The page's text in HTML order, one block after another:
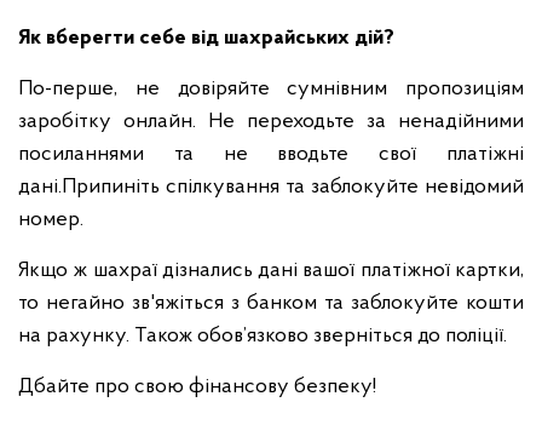
Як вберегти себе від шахрайських дій?
По-перше, не довіряйте сумнівним пропозиціям
заробітку онлайн. Не переходьте за ненадійними
посиланнями та не вводьте свої платіжні
дані.Припиніть спілкування та заблокуйте невідомий
номер.
Якщо ж шахраї дізнались дані вашої платіжної картки,
то негайно зв'яжіться з банком та заблокуйте кошти
на рахунку. Також обов’язково зверніться до поліції.
Дбайте про свою фінансову безпеку!